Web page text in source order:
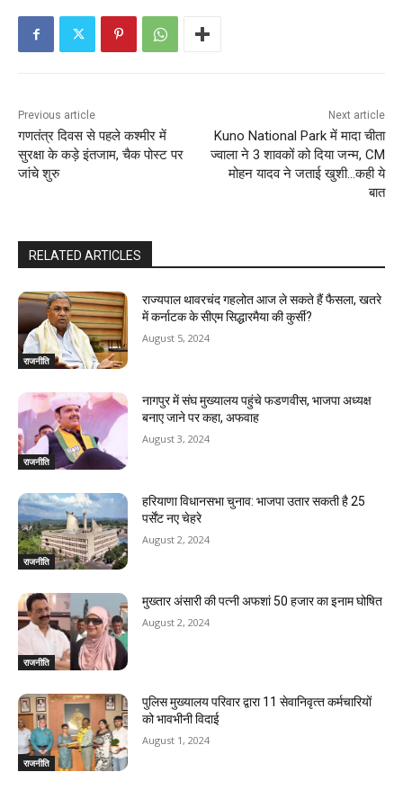
Previous article
गणतंत्र दिवस से पहले कश्मीर में
सुरक्षा के कड़े इंतजाम, चैक पोस्‍ट पर
जांचे शुरु
Next article
Kuno National Park में मादा चीता
ज्वाला ने 3 शावकों को दिया जन्म, CM
मोहन यादव ने जताई खुशी…कही ये
बात
RELATED ARTICLES
राजनीति
राज्यपाल थावरचंद गहलोत आज ले सकते हैं फैसला, खतरे
में कर्नाटक के सीएम सिद्धारमैया की कुर्सी?
August 5, 2024
राजनीति
नागपुर में संघ मुख्यालय पहुंचे फडणवीस, भाजपा अध्यक्ष
बनाए जाने पर कहा, अफवाह
August 3, 2024
राजनीति
हरियाणा विधानसभा चुनाव: भाजपा उतार सकती है 25
पर्सेंट नए चेहरे
August 2, 2024
राजनीति
मुख्तार अंसारी की पत्नी अफशां 50 हजार का इनाम घोषित
August 2, 2024
राजनीति
पुलिस मुख्यालय परिवार द्वारा 11 सेवानिवृत्‍त कर्मचारियों
को भावभीनी विदाई
August 1, 2024